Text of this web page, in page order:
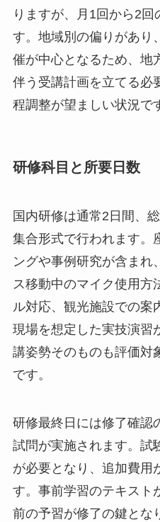
りますが、月1回から2回
す。地域別の偏りがあり
催が中心となるため、地
伴う受講計画を立てる必
程調整が望ましい状況で
研修科目と所要日数
国内研修は通常2日間、
集合形式で行われます。
ングや事例研究が含まれ
ス移動中のマイク使用方
ル対応、観光施設での案
現場を想定した実技演習
講姿勢そのものも評価対
です。
研修最終日には修了確認
試問が実施されます。試
が必要となり、追加費用
す。事前学習のテキスト
前の予習が修了の鍵とな